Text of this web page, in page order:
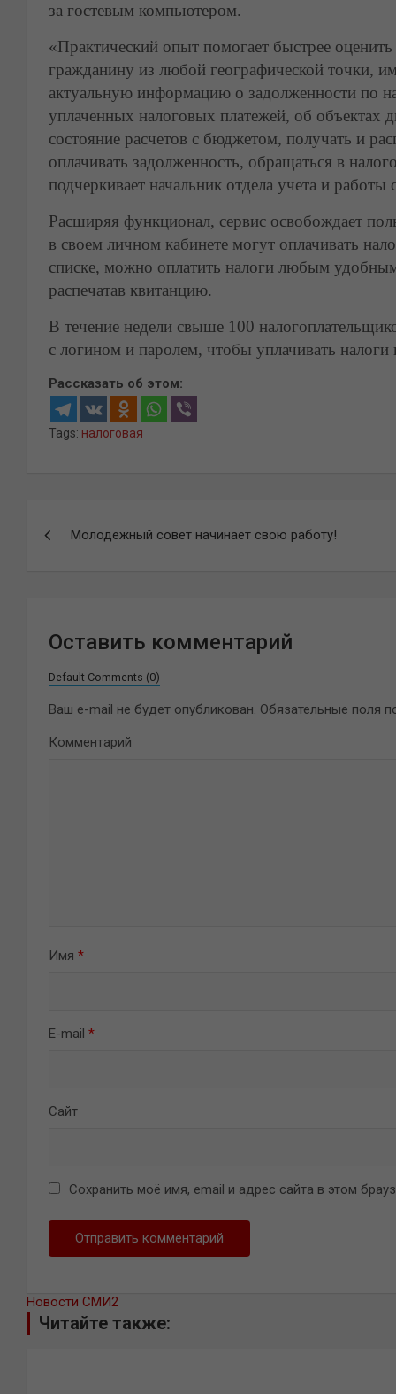
за гостевым компьютером.
«Практический опыт помогает быстрее
гражданину из любой географической точки,
актуальную информацию о задолженности по
уплаченных налоговых платежей, об
состояние расчетов с бюджетом, получать и
оплачивать задолженность, обращаться в
подчеркивает начальник отдела учета и
Расширяя функционал, сервис освобождает
в своем личном кабинете могут оплачивать
списке, можно оплатить налоги любым
распечатав квитанцию.
В течение недели свыше 100
с логином и паролем, чтобы уплачивать налоги
Рассказать об этом:
Tags: налоговая
Молодежный совет начинает свою работу!
Оставить комментарий
Default Comments (0)
Ваш e-mail не будет опубликован. Обязательные поля
Комментарий
Имя *
E-mail *
Сайт
Сохранить моё имя, email и адрес сайта в этом
Новости СМИ2
Читайте также: